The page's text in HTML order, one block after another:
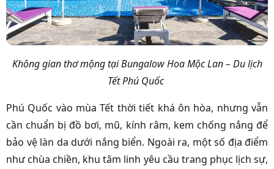
Không gian thơ mộng tại Bungalow Hoa Mộc Lan– Du lịch
Tết Phú Quốc
Phú Quốc vào mùa Tết thời tiết khá ôn hòa, nhưng vẫn
cần chuẩn bị đồ bơi, mũ, kính râm, kem chống nắng để
bảo vệ làn da dưới nắng biển. Ngoài ra, một số địa điểm
như chùa chiền, khu tâm linh yêu cầu trang phục lịch sự,